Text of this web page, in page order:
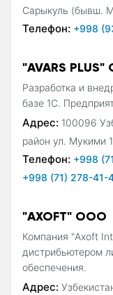
Сарыкуль (бывш.
Телефон: +998
"AVARS PLUS"
Разработка и
базе 1С.
Адрес: 100096
район ул. Мукими
Телефон: +998
+998 (71) 278-41-
"AXOFT" ООО
Компания "Axoft
дистрибьютером
обеспечения.
Адрес: